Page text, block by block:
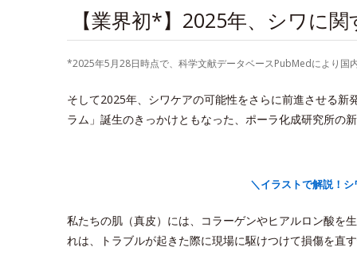
【業界初*】2025年、シワに
*2025年5月28日時点で、科学文献データベースPubMedにより国
そして2025年、シワケアの可能性をさらに前進させる
ラム」誕生のきっかけともなった、ポーラ化成研究所の
＼イラストで解説！
私たちの肌（真皮）には、コラーゲンやヒアルロン酸を
れは、トラブルが起きた際に現場に駆けつけて損傷を直す